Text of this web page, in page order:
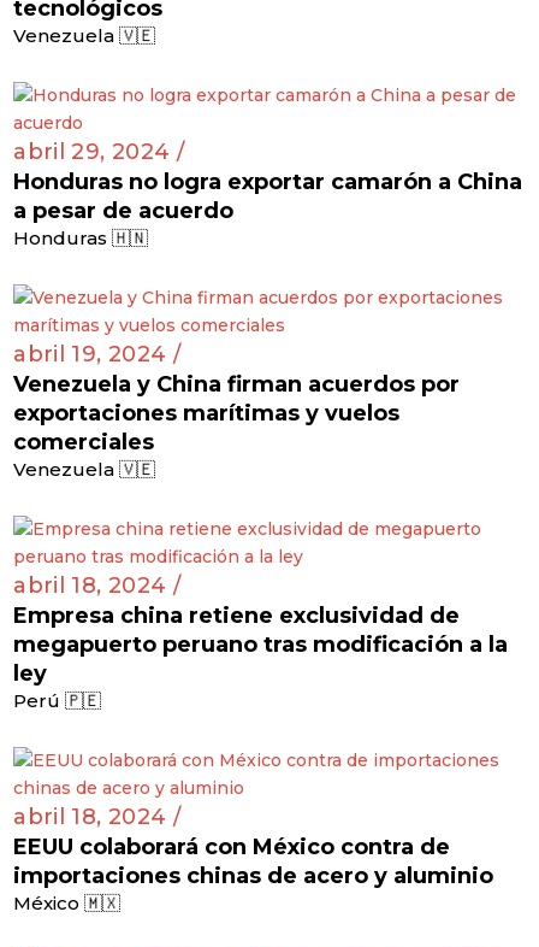
tecnológicos
Venezuela 🇻🇪
abril 29, 2024 /
Honduras no logra exportar camarón a China
a pesar de acuerdo
Honduras 🇭🇳
abril 19, 2024 /
Venezuela y China firman acuerdos por
exportaciones marítimas y vuelos
comerciales
Venezuela 🇻🇪
abril 18, 2024 /
Empresa china retiene exclusividad de
megapuerto peruano tras modificación a la
ley
Perú 🇵🇪
abril 18, 2024 /
EEUU colaborará con México contra de
importaciones chinas de acero y aluminio
México 🇲🇽